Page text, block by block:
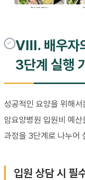
VIII. 배우자
3단계 실행
성공적인 요양을 위해
암요양병원 입원비 예
과정을 3단계로 나누어
입원 상담 시 필